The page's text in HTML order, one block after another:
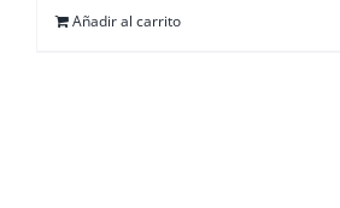
Añadir al carrito